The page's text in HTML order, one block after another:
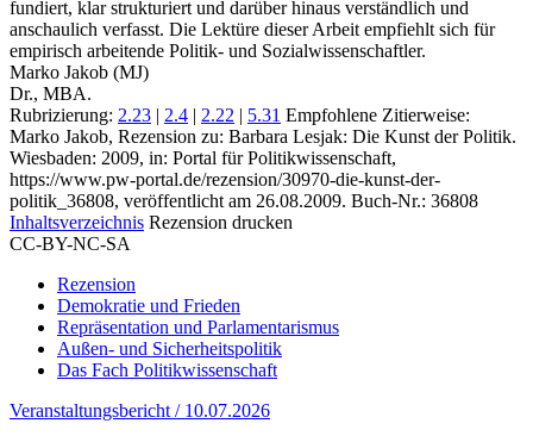
fundiert, klar strukturiert und darüber hinaus verständlich und
anschaulich verfasst. Die Lektüre dieser Arbeit empfiehlt sich für
empirisch arbeitende Politik- und Sozialwissenschaftler.
Marko Jakob (MJ)
Dr., MBA.
Rubrizierung: 2.23 | 2.4 | 2.22 | 5.31 Empfohlene Zitierweise:
Marko Jakob, Rezension zu: Barbara Lesjak: Die Kunst der Politik.
Wiesbaden: 2009, in: Portal für Politikwissenschaft,
https://www.pw-portal.de/rezension/30970-die-kunst-der-
politik_36808, veröffentlicht am 26.08.2009. Buch-Nr.: 36808
Inhaltsverzeichnis Rezension drucken
CC-BY-NC-SA
Rezension
Demokratie und Frieden
Repräsentation und Parlamentarismus
Außen- und Sicherheitspolitik
Das Fach Politikwissenschaft
Veranstaltungsbericht / 10.07.2026